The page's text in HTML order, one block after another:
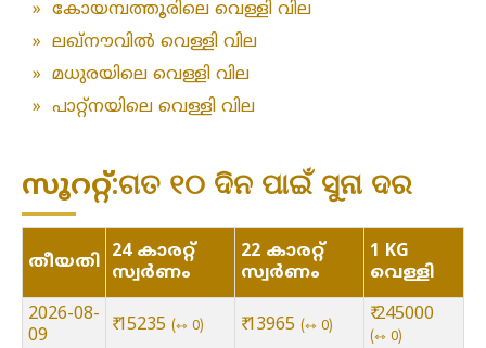
» കോയമ്പത്തൂരിലെ വെള്ളി വില
» ലഖ്‌നൗവിൽ വെള്ളി വില
» മധുരയിലെ വെള്ളി വില
» പാറ്റ്നയിലെ വെള്ളി വില
സൂററ്റ്:ଗତ ୧୦ ଦିନ ପାଇଁ ସୁନା ଦର
തീയതി 24 കാരറ്റ്
സ്വർണം
22 കാരറ്റ്
സ്വർണം
1 KG
വെള്ളി
2026-08-
09
₹ 15235 ⇿ 0 ₹ 13965 ⇿ 0
₹ 245000
⇿ 0